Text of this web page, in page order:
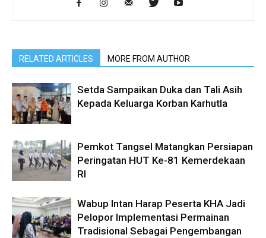
RELATED ARTICLES MORE FROM AUTHOR
Setda Sampaikan Duka dan Tali Asih
Kepada Keluarga Korban Karhutla
Pemkot Tangsel Matangkan Persiapan
Peringatan HUT Ke-81 Kemerdekaan
RI
Wabup Intan Harap Peserta KHA Jadi
Pelopor Implementasi Permainan
Tradisional Sebagai Pengembangan